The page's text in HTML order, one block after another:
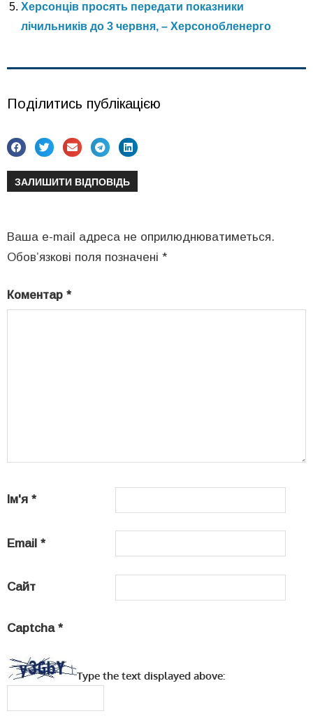
Херсонців просять передати показники
лічильників до 3 червня, – Херсонобленерго
Поділитись публікацією
ЗАЛИШИТИ ВІДПОВІДЬ
Ваша e-mail адреса не оприлюднюватиметься.
Обов’язкові поля позначені *
Коментар *
Ім'я *
Email *
Сайт
Captcha *
Type the text displayed above: